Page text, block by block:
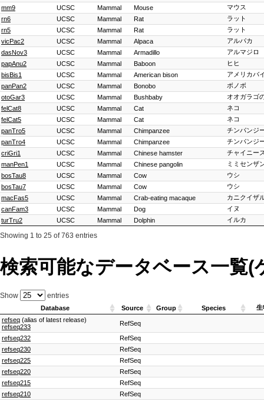
mm9 UCSC Mammal Mouse
マウス
rn6
UCSC Mammal Rat
ラット
rn5
UCSC Mammal Rat
ラット
vicPac2
UCSC Mammal Alpaca
アルパカ
dasNov3
UCSC Mammal Armadillo
アルマジロ
papAnu2
UCSC Mammal Baboon
ヒヒ
bisBis1
UCSC Mammal American bison
アメリカバ
panPan2
UCSC Mammal Bonobo
ボノボ
otoGar3
UCSC Mammal Bushbaby
オオガラゴ
felCat8
UCSC Mammal Cat
ネコ
felCat5
UCSC Mammal Cat
ネコ
panTro5
UCSC Mammal Chimpanzee
チンパンジ
panTro4
UCSC Mammal Chimpanzee
チンパンジ
criGri1
UCSC Mammal Chinese hamster
チャイニー
manPen1
UCSC Mammal Chinese pangolin
ミミセンザ
bosTau8
UCSC Mammal Cow
ウシ
bosTau7
UCSC Mammal Cow
ウシ
macFas5
UCSC Mammal Crab-eating macaque
カニクイザ
canFam3
UCSC Mammal Dog
イヌ
turTru2
UCSC Mammal Dolphin イルカ
Showing 1 to 25 of 763 entries
検索可能なデータベース一覧(
Show entries
Database Source Group Species
生
refseq (alias of latest release)
refseq233
RefSeq
refseq232
RefSeq
refseq230
RefSeq
refseq225
RefSeq
refseq220
RefSeq
refseq215
RefSeq
refseq210
RefSeq